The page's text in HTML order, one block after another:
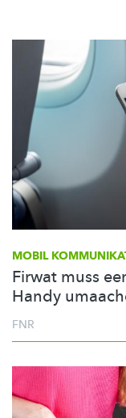
MOBIL
Firwat muss
Handy
FNR